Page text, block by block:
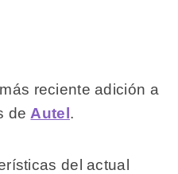
reciente adición a
de Autel.
del actual